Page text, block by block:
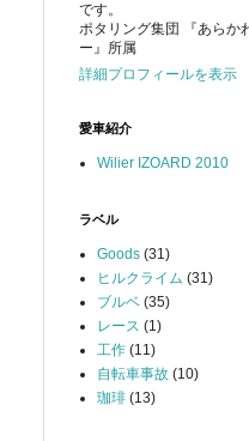
です。
ポタリング集団 『あらか
ー』所属
詳細プロフィールを表示
愛車紹介
Wilier IZOARD 2010
ラベル
Goods (31)
ヒルクライム (31)
ブルベ (35)
レース (1)
工作 (11)
自転車事故 (10)
珈琲 (13)